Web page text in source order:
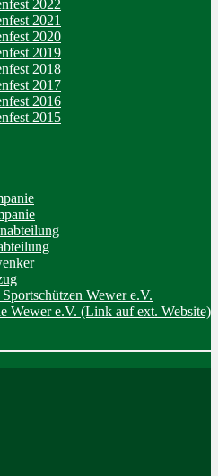
2022
2021
2020
2019
2018
2017
2016
2015
Wewer e.V.
Wewer e.V. (Link auf ext. Website)